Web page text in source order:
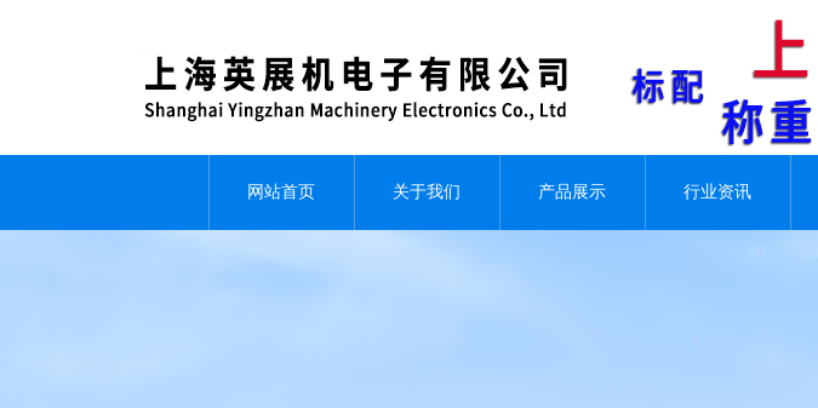
网站首页 关于我们 产品展示 行业资讯